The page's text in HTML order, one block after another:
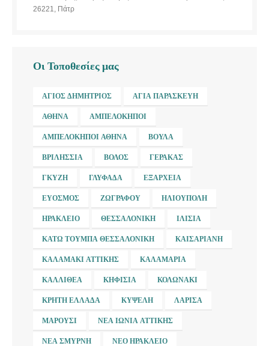
26221, Πάτρ
Οι Τοποθεσίες μας
ΆΓΙΟΣ ΔΗΜΉΤΡΙΟΣ ΑΓΊΑ ΠΑΡΑΣΚΕΥΉ
ΑΘΉΝΑ ΑΜΠΕΛΌΚΗΠΟΙ
ΑΜΠΕΛΌΚΗΠΟΙ ΑΘΉΝΑ ΒΟΎΛΑ
ΒΡΙΛΉΣΣΙΑ ΒΌΛΟΣ ΓΈΡΑΚΑΣ
ΓΚΎΖΗ ΓΛΥΦΆΔΑ ΕΞΆΡΧΕΙΑ
ΕΎΟΣΜΟΣ ΖΩΓΡΆΦΟΥ ΗΛΙΟΎΠΟΛΗ
ΗΡΆΚΛΕΙΟ ΘΕΣΣΑΛΟΝΊΚΗ ΙΛΊΣΙΑ
ΚΆΤΩ ΤΟΎΜΠΑ ΘΕΣΣΑΛΟΝΊΚΗ ΚΑΙΣΑΡΙΑΝΉ
ΚΑΛΑΜΆΚΙ ΑΤΤΙΚΉΣ ΚΑΛΑΜΑΡΙΆ
ΚΑΛΛΙΘΈΑ ΚΗΦΙΣΙΆ ΚΟΛΩΝΆΚΙ
ΚΡΉΤΗ ΕΛΛΆΔΑ ΚΥΨΈΛΗ ΛΆΡΙΣΑ
ΜΑΡΟΎΣΙ ΝΈΑ ΙΩΝΊΑ ΑΤΤΙΚΉΣ
ΝΈΑ ΣΜΎΡΝΗ ΝΈΟ ΗΡΆΚΛΕΙΟ